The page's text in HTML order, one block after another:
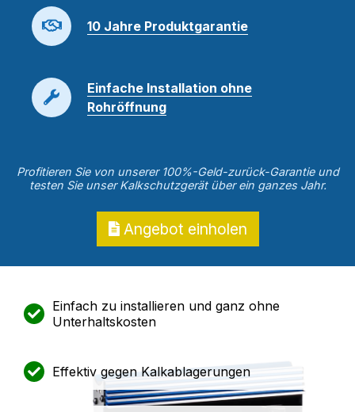
10 Jahre Produktgarantie
Einfache Installation ohne
Rohröffnung
Profitieren Sie von unserer 100%-Geld-zurück-Garantie und
testen Sie unser Kalkschutzgerät über ein ganzes Jahr.
Angebot einholen
Einfach zu installieren und ganz ohne
Unterhaltskosten
Effektiv gegen Kalkablagerungen